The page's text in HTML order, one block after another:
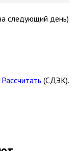
следующий день)
Рассчитать (СДЭК).